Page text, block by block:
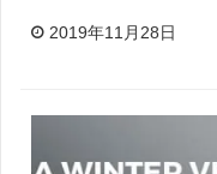
2019年11月28日